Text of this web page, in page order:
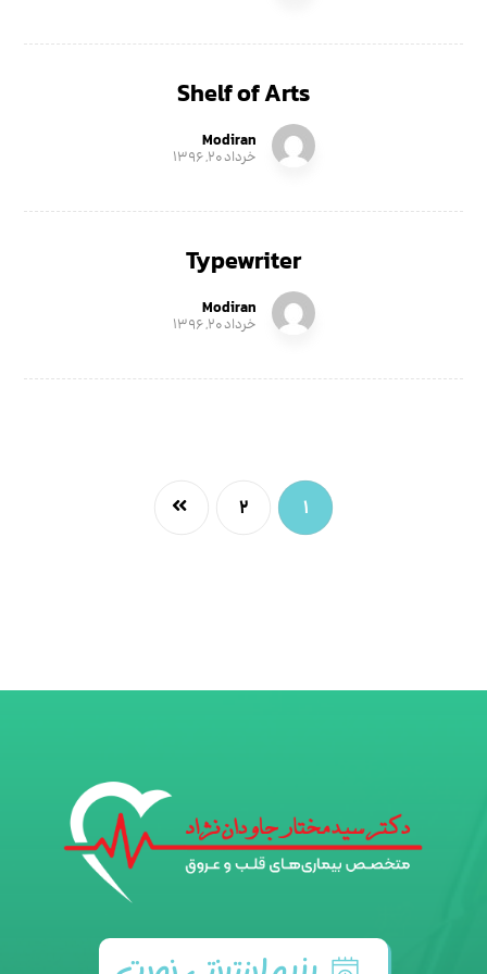
Shelf of Arts
Modiran
خرداد ۲۰, ۱۳۹۶
Typewriter
Modiran
خرداد ۲۰, ۱۳۹۶
۱ ۲